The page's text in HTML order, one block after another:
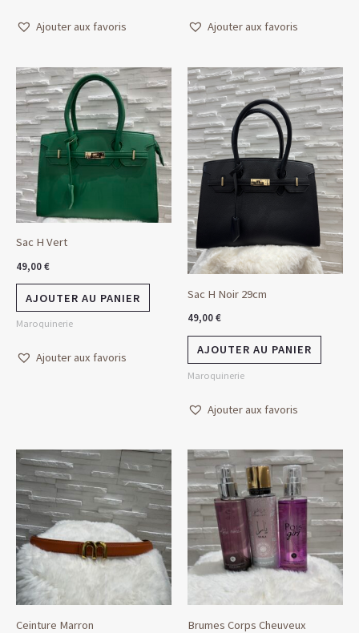
Ajouter aux favoris Ajouter aux favoris
Sac H Vert
49,00€
AJOUTER AU PANIER
Maroquinerie
Ajouter aux favoris
Sac H Noir 29cm
49,00€
AJOUTER AU PANIER
Maroquinerie
Ajouter aux favoris
Ceinture Marron Brumes Corps Cheuveux